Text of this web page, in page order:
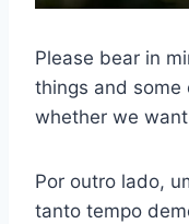
Please bear in
things and some
whether we
Por outro lado,
tanto tempo